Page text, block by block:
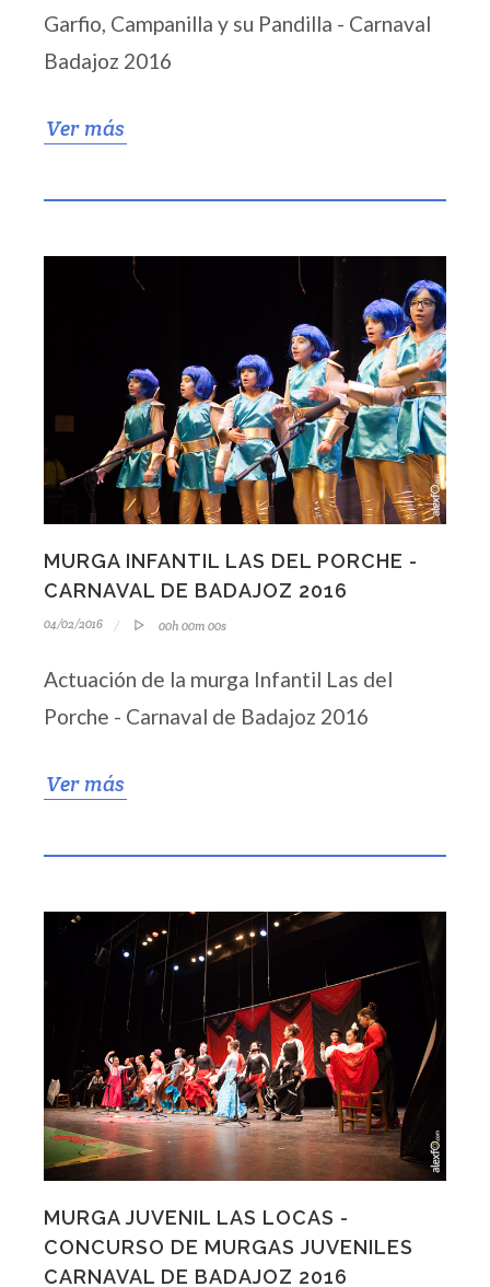
Garfio, Campanilla y su Pandilla - Carnaval
Badajoz 2016
Ver más
MURGA INFANTIL LAS DEL PORCHE -
CARNAVAL DE BADAJOZ 2016
04/02/2016 00h 00m 00s
Actuación de la murga Infantil Las del
Porche - Carnaval de Badajoz 2016
Ver más
MURGA JUVENIL LAS LOCAS -
CONCURSO DE MURGAS JUVENILES
CARNAVAL DE BADAJOZ 2016